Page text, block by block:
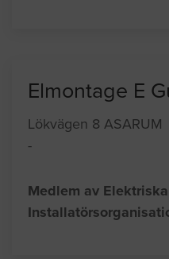
Elmontage E
Lökvägen 8 ASARUM
-
Medlem av Elektriska